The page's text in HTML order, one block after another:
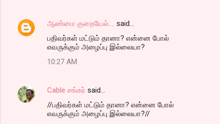
ஆண்மை குறையேல்....
said…
ப‌திவ‌ர்க‌ள் ம‌ட்டும் தானா? என்னை போல்
எவ‌ருக்கும் அழைப்பு இல்லையா?
10:27 AM
Cable சங்கர் said…
//ப‌திவ‌ர்க‌ள் ம‌ட்டும் தானா? என்னை போல்
எவ‌ருக்கும் அழைப்பு இல்லையா?//